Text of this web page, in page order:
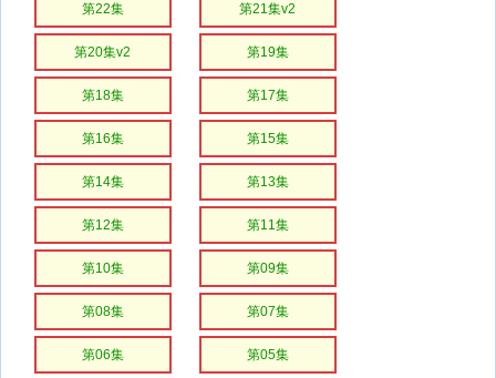
第22集 第21集v2
第20集v2 第19集
第18集 第17集
第16集 第15集
第14集 第13集
第12集 第11集
第10集 第09集
第08集 第07集
第06集 第05集